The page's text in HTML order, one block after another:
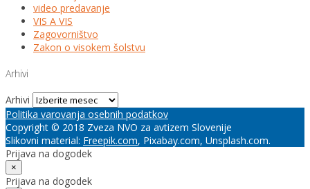
video predavanje
VIS A VIS
Zagovorništvo
Zakon o visokem šolstvu
Arhivi
Arhivi
Politika varovanja osebnih podatkov
Copyright © 2018 Zveza NVO za avtizem Slovenije
Slikovni material: Freepik.com, Pixabay.com, Unsplash.com.
Prijava na dogodek
×
Prijava na dogodek